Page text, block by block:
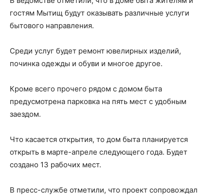
гостям Мытищ будут оказывать различные услуги
бытового направления.
Среди услуг будет ремонт ювелирных изделий,
починка одежды и обуви и многое другое.
Кроме всего прочего рядом с домом быта
предусмотрена парковка на пять мест с удобным
заездом.
Что касается открытия, то дом быта планируется
открыть в марте-апреле следующего года. Будет
создано 13 рабочих мест.
В пресс-службе отметили, что проект сопровождал